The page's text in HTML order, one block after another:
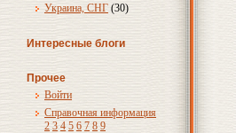
Украина, СНГ (30)
Интересные блоги
Прочее
Войти
Справочная информация
2 3 4 5 6 7 8 9